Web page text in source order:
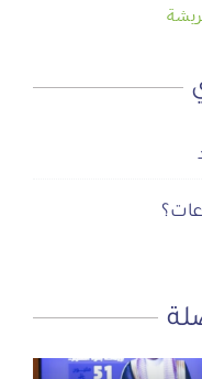
الربيع
والأرض
الرؤية